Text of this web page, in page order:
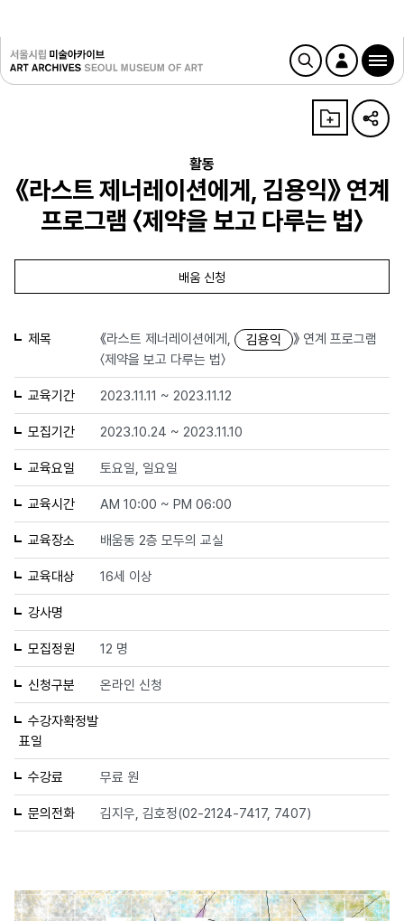
활동
《라스트 제너레이션에게, 김용익》 연계
프로그램 〈제약을 보고 다루는 법〉
배움 신청
제목 《라스트 제너레이션에게, 김용익
》 연계 프로그램
〈제약을 보고 다루는 법〉
교육기간 2023.11.11 ~ 2023.11.12
모집기간 2023.10.24 ~ 2023.11.10
교육요일 토요일, 일요일
교육시간 AM 10:00 ~ PM 06:00
교육장소 배움동 2층 모두의 교실
교육대상 16세 이상
강사명
모집정원 12 명
신청구분 온라인 신청
수강자확정발
표일
수강료 무료 원
문의전화 김지우, 김호정(02-2124-7417, 7407)